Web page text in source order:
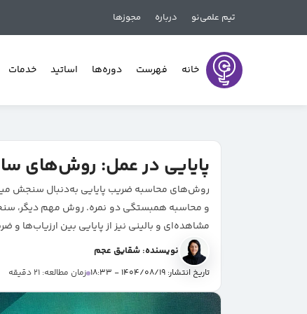
تیم علمی‌نو درباره مجوزها
خانه فهرست دوره‌ها اساتید خدمات
پایایی در عمل: روش‌های
روش‌های محاسبه ضریب پایایی به‌دنبال سنجش
مشاهده‌ای و بالینی نیز از پایایی بین ارزیاب‌ها و
نویسنده: شقایق عجم
تاریخ انتشار: 1404/08/19 - 18:33 زمان مطالعه: 21 دقیقه